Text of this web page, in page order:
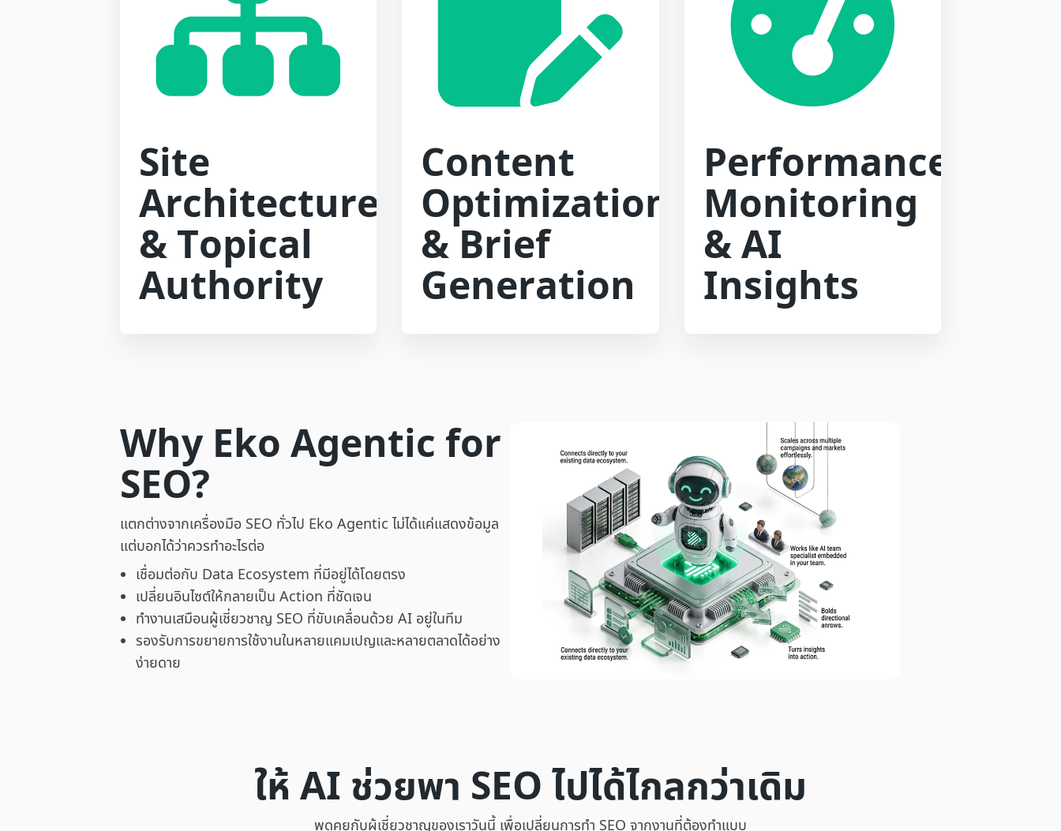
Site
Architecture
& Topical
Authority
Content
Optimization
& Brief
Generation
Performance
Monitoring
& AI
Insights
Why Eko Agentic for
SEO?
แตกต่างจากเครื่องมือ SEO ทั่วไป Eko Agentic ไม่ได้แค่แสดงข้อมูล
แต่บอกได้ว่าควรทำอะไรต่อ
เชื่อมต่อกับ Data Ecosystem ที่มีอยู่ได้โดยตรง
เปลี่ยนอินไซต์ให้กลายเป็น Action ที่ชัดเจน
ทำงานเสมือนผู้เชี่ยวชาญ SEO ที่ขับเคลื่อนด้วย AI อยู่ในทีม
รองรับการขยายการใช้งานในหลายแคมเปญและหลายตลาดได้อย่าง
ง่ายดาย
ให้ AI ช่วยพา SEO ไปได้ไกลกว่าเดิม
พูดคุยกับผู้เชี่ยวชาญของเราวันนี้ เพื่อเปลี่ยนการทำ SEO จากงานที่ต้องทำแบบ